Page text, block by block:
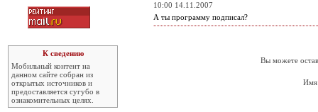
К сведению
Мобильный контент на
данном сайте собран из
открытых источников и
предоставляется сугубо в
ознакомительных целях.
10:00 14.11.2007
А ты программу подписал?
Вы можете